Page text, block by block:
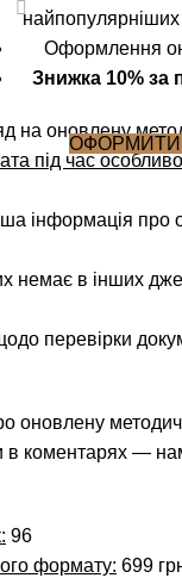
Оформлення
Знижка 10% за
ОФОРМИТИ
на оновлену
під час
інформація
немає в інших
перевірки
оновлену
в коментарях —
96
формату: 699